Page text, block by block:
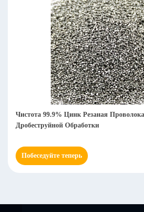
Цинковая резка проволока выстрел как
продажа 0.6 мм-2.0 мм Размер
Побеседуйте теперь